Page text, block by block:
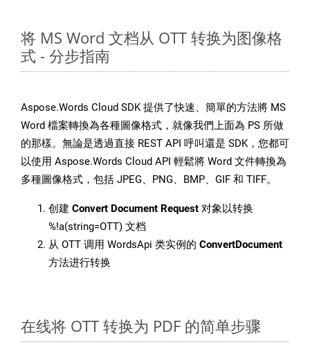
将 MS Word 文档从 OTT 转换为图像格
式 - 分步指南
Aspose.Words Cloud SDK 提供了快速、簡單的方法將 MS
Word 檔案轉換為各種圖像格式，就像我們上面為 PS 所做
的那樣。無論是透過直接 REST API 呼叫還是 SDK，您都可
以使用 Aspose.Words Cloud API 輕鬆將 Word 文件轉換為
多種圖像格式，包括 JPEG、PNG、BMP、GIF 和 TIFF。
创建 Convert Document Request 对象以转换
%!a(string=OTT) 文档
从 OTT 调用 WordsApi 类实例的 ConvertDocument
方法进行转换
在线将 OTT 转换为 PDF 的简单步骤